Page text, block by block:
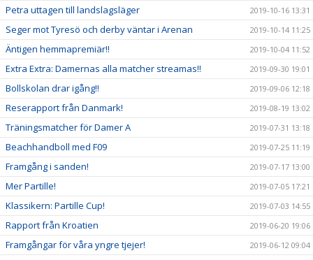
Petra uttagen till landslagsläger 2019-10-16 13:31
Seger mot Tyresö och derby väntar i Arenan 2019-10-14 11:25
Äntigen hemmapremiär!! 2019-10-04 11:52
Extra Extra: Damernas alla matcher streamas!! 2019-09-30 19:01
Bollskolan drar igång!! 2019-09-06 12:18
Reserapport från Danmark! 2019-08-19 13:02
Träningsmatcher för Damer A 2019-07-31 13:18
Beachhandboll med F09 2019-07-25 11:19
Framgång i sanden! 2019-07-17 13:00
Mer Partille! 2019-07-05 17:21
Klassikern: Partille Cup! 2019-07-03 14:55
Rapport från Kroatien 2019-06-20 19:06
Framgångar för våra yngre tjejer! 2019-06-12 09:04